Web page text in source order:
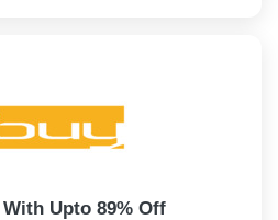
Upto 89% Off